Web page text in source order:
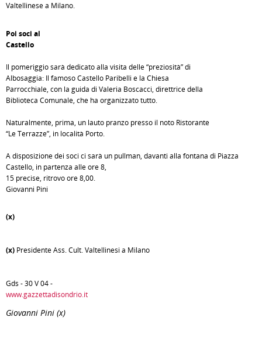
Valtellinese a Milano.
Poi soci al
Castello
Il pomeriggio sarà dedicato alla visita delle “preziosità” di
Albosaggia: Il famoso Castello Paribelli e la Chiesa
Parrocchiale, con la guida di Valeria Boscacci, direttrice della
Biblioteca Comunale, che ha organizzato tutto.
Naturalmente, prima, un lauto pranzo presso il noto Ristorante
“Le Terrazze”, in località Porto.
A disposizione dei soci ci sarà un pullman, davanti alla fontana di Piazza
Castello, in partenza alle ore 8,
15 precise, ritrovo ore 8,00.
Giovanni Pini
(x)
(x) Presidente Ass. Cult. Valtellinesi a Milano
Gds - 30 V 04 -
www.gazzettadisondrio.it
Giovanni Pini (x)